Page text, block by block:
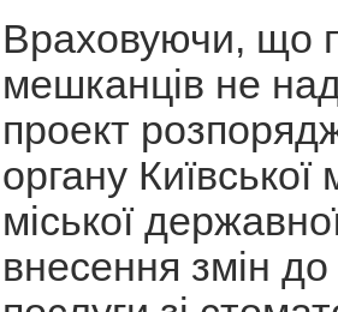
Враховуючи, що
мешканців не
проект
органу Київської
міської
внесення змін